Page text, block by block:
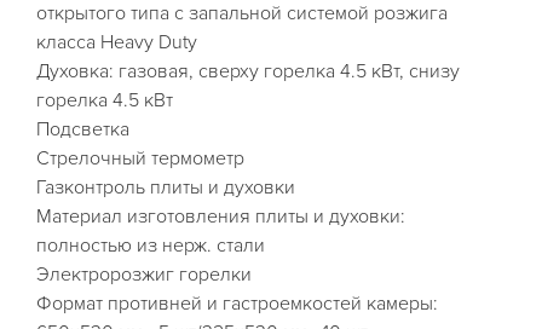
открытого типа с запальной системой розжига
класса Heavy Duty
Духовка: газовая, сверху горелка 4.5 кВт, снизу
горелка 4.5 кВт
Подсветка
Стрелочный термометр
Газконтроль плиты и духовки
Материал изготовления плиты и духовки:
полностью из нерж. стали
Электророзжиг горелки
Формат противней и гастроемкостей камеры: